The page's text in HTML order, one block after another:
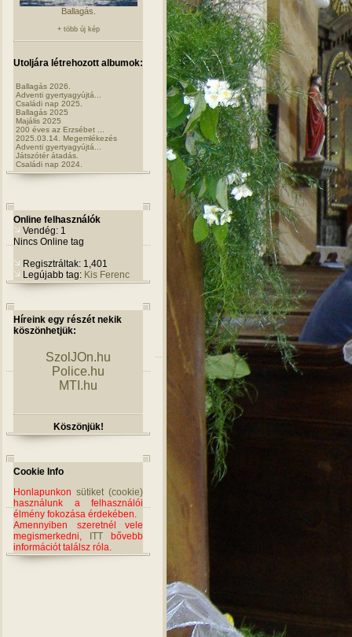
Ballagás.
+ több új kép
Utoljára létrehozott albumok:
Ballagás 2026.
Adventi gyertyagyújtá...
Családi nap 2025.
Ballagás 2025
Majális 2025
200 éves az Erzsébet ...
2025.03.14. Megemlékezés
Adventi gyertyagyújtá...
Játszótér átadás.
Családi nap 2024.
Online felhasználók
Vendég: 1
Nincs Online tag
Regisztráltak: 1,401
Legújabb tag: Kis Ferenc
Híreink egy részét nekik
köszönhetjük:
SzolJOn.hu
Police.hu
MTI.hu
Köszönjük!
Cookie Info
Honlapunkon sütiket (cookie)
használunk a felhasználói
élmény fokozása érdekében.
Amennyiben szeretnél vele
megismerkedni,
ITT bővebb
információt találsz róla.